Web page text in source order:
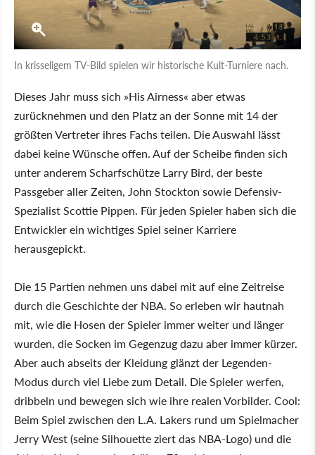
In krisseligem TV-Bild spielen wir historische Kult-Turniere nach.
Dieses Jahr muss sich »His Airness« aber etwas
zurücknehmen und den Platz an der Sonne mit 14 der
größten Vertreter ihres Fachs teilen. Die Auswahl lässt
dabei keine Wünsche offen. Auf der Scheibe finden sich
unter anderem Scharfschütze Larry Bird, der beste
Passgeber aller Zeiten, John Stockton sowie Defensiv-
Spezialist Scottie Pippen. Für jeden Spieler haben sich die
Entwickler ein wichtiges Spiel seiner Karriere
herausgepickt.
Die 15 Partien nehmen uns dabei mit auf eine Zeitreise
durch die Geschichte der NBA. So erleben wir hautnah
mit, wie die Hosen der Spieler immer weiter und länger
wurden, die Socken im Gegenzug dazu aber immer kürzer.
Aber auch abseits der Kleidung glänzt der Legenden-
Modus durch viel Liebe zum Detail. Die Spieler werfen,
dribbeln und bewegen sich wie ihre realen Vorbilder. Cool:
Beim Spiel zwischen den L.A. Lakers rund um Spielmacher
Jerry West (seine Silhouette ziert das NBA-Logo) und die